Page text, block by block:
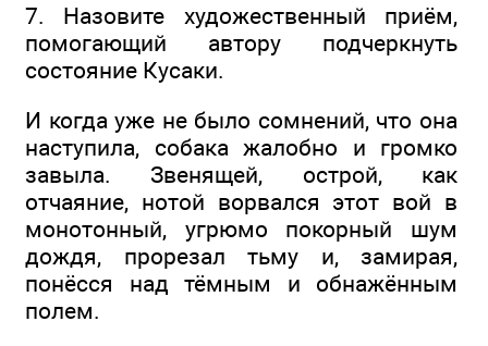
7. Назовите художественный приём,
помогающий автору подчеркнуть
состояние Кусаки.
И когда уже не было сомнений, что она
наступила, собака жалобно и громко
завыла. Звенящей, острой, как
отчаяние, нотой ворвался этот вой в
монотонный, угрюмо покорный шум
дождя, прорезал тьму и, замирая,
понёсся над тёмным и обнажённым
полем.